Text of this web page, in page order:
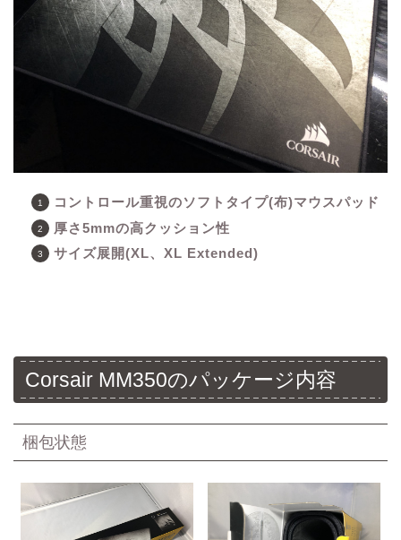
コントロール重視のソフトタイプ(布)マウスパッド
厚さ5mmの高クッション性
サイズ展開(XL、XL Extended)
Corsair MM350のパッケージ内容
梱包状態